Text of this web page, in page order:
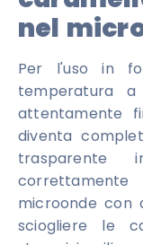
nel
Per l'uso in
temperatura
attentamente
diventa
correttamente
microonde con
sciogliere le